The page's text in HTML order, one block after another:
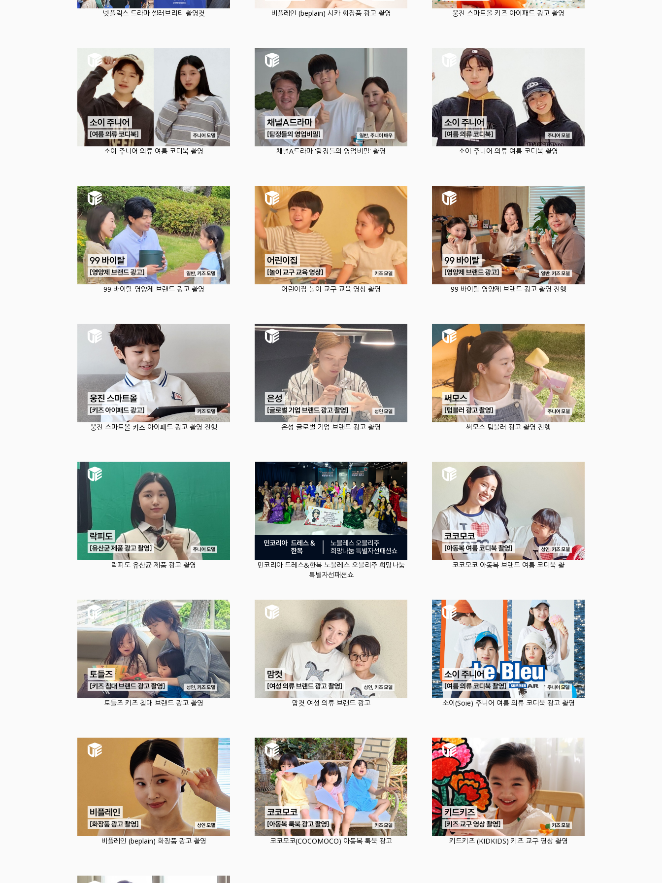
넷플릭스 드라마 셀러브리티 촬영컷 비플레인 (beplain) 시카 화장품 광고 촬영 웅진 스마트올 키즈 아이패드 광고 촬영
소이 주니어 의류 여름 코디북 촬영 채널A드라마 '탐정들의 영업비밀' 촬영 소이 주니어 의류 여름 코디북 촬영
99 바이탈 영양제 브랜드 광고 촬영 어린이집 놀이 교구 교육 영상 촬영 99 바이탈 영양제 브랜드 광고 촬영 진행
웅진 스마트올 키즈 아이패드 광고 촬영 진행 은성 글로벌 기업 브랜드 광고 촬영 써모스 텀블러 광고 촬영 진행
락피도 유산균 제품 광고 촬영
민코리아 드레스&한복 노블레스 오블리주 희망나눔
특별자선패션쇼
코코모코 아동복 브랜드 여름 코디북 촬
토들즈 키즈 침대 브랜드 광고 촬영 맘컷 여성 의류 브랜드 광고 소이(Soie) 주니어 여름 의류 코디북 광고 촬영
비플레인 (beplain) 화장품 광고 촬영 코코모코(COCOMOCO) 아동복 룩북 광고 키드키즈 (KIDKIDS) 키즈 교구 영상 촬영